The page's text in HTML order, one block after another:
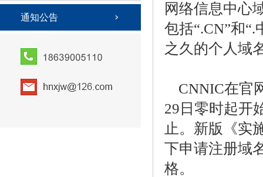
通知公告
网络信息中心
包括“.CN”和
之久的个人域
CNNIC在官
29日零时起开
止。新版《实
下申请注册域
格。